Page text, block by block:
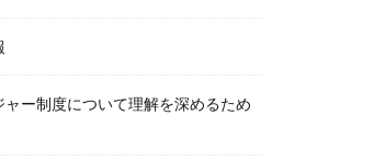
ー制度について理解を深めるため